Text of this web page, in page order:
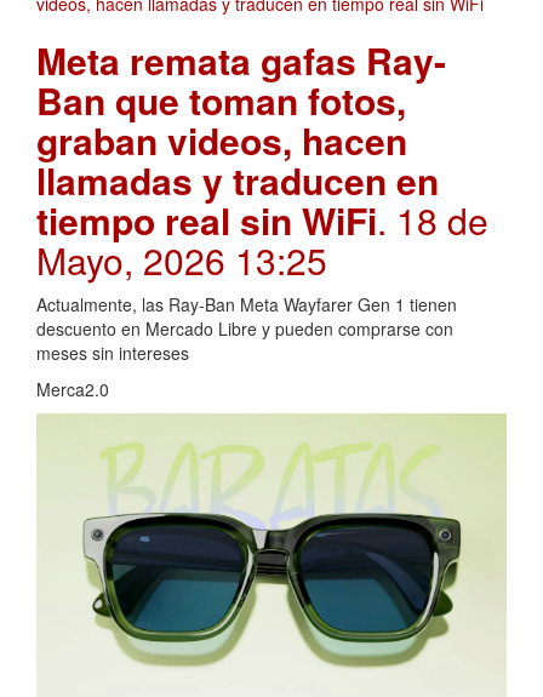
Meta remata gafas Ray-
Ban que toman fotos,
graban videos, hacen
llamadas y traducen en
tiempo real sin WiFi. 18 de
Mayo, 2026 13:25
Actualmente, las Ray-Ban Meta Wayfarer Gen 1 tienen
descuento en Mercado Libre y pueden comprarse con
meses sin intereses
Merca2.0